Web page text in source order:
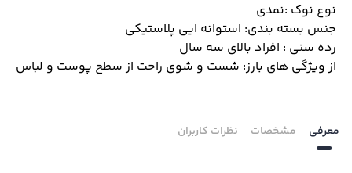
نوع نوک :نمدی
جنس بسته بندی: استوانه ایی پلاستیکی
رده سنی : افراد بالای سه سال
از ویژگی های بارز: شست و شوی راحت از سطح پوست و لباس
معرفی مشخصات نظرات کاربران